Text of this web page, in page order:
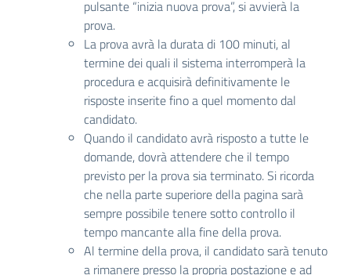
pulsante “inizia nuova prova”, si avvierà la
prova.
La prova avrà la durata di 100 minuti, al
termine dei quali il sistema interromperà la
procedura e acquisirà definitivamente le
risposte inserite fino a quel momento dal
candidato.
Quando il candidato avrà risposto a tutte le
domande, dovrà attendere che il tempo
previsto per la prova sia terminato. Si ricorda
che nella parte superiore della pagina sarà
sempre possibile tenere sotto controllo il
tempo mancante alla fine della prova.
Al termine della prova, il candidato sarà tenuto
a rimanere presso la propria postazione e ad